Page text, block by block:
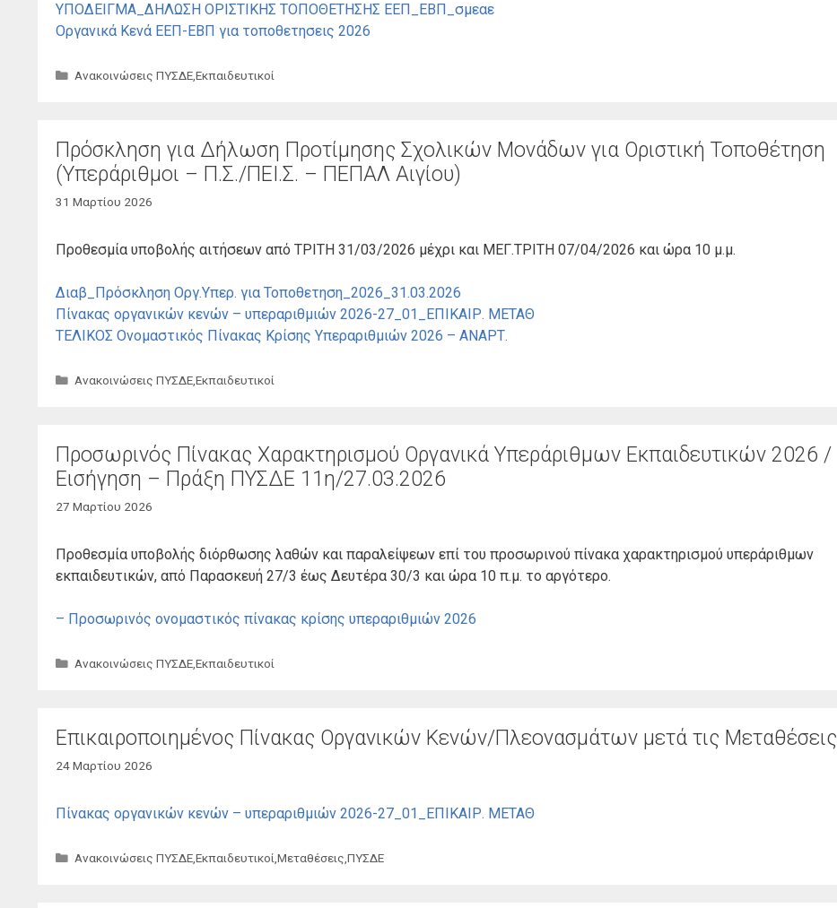
ΥΠΟΔΕΙΓΜΑ_ΔΗΛΩΣΗ ΟΡΙΣΤΙΚΗΣ ΤΟΠΟΘΕΤΗΣΗΣ ΕΕΠ_ΕΒΠ_σμεαε
Οργανικά Κενά ΕΕΠ-ΕΒΠ για τοποθετησεις 2026
Κατηγορίες
Ανακοινώσεις ΠΥΣΔΕ,Εκπαιδευτικοί
Πρόσκληση για Δήλωση Προτίμησης Σχολικών Μονάδων για Οριστική Τοποθέτηση
(Υπεράριθμοι – Π.Σ./ΠΕΙ.Σ. – ΠΕΠΑΛ Αιγίου)
31 Μαρτίου 2026
Προθεσμία υποβολής αιτήσεων από ΤΡΙΤΗ 31/03/2026 μέχρι και ΜΕΓ.ΤΡΙΤΗ 07/04/2026 και ώρα 10 μ.μ.
Διαβ_Πρόσκληση Οργ.Υπερ. για Τοποθετηση_2026_31.03.2026
Πίνακας οργανικών κενών – υπεραριθμιών 2026-27_01_ΕΠΙΚΑΙΡ. ΜΕΤΑΘ
ΤΕΛΙΚΟΣ Ονομαστικός Πίνακας Κρίσης Υπεραριθμιών 2026 – ΑΝΑΡΤ.
Κατηγορίες
Ανακοινώσεις ΠΥΣΔΕ,Εκπαιδευτικοί
Προσωρινός Πίνακας Χαρακτηρισμού Οργανικά Υπεράριθμων Εκπαιδευτικών 2026 /
Εισήγηση – Πράξη ΠΥΣΔΕ 11η/27.03.2026
27 Μαρτίου 2026
Προθεσμία υποβολής διόρθωσης λαθών και παραλείψεων επί του προσωρινού πίνακα χαρακτηρισμού υπεράριθμων
εκπαιδευτικών, από Παρασκευή 27/3 έως Δευτέρα 30/3 και ώρα 10 π.μ. το αργότερο.
– Προσωρινός ονομαστικός πίνακας κρίσης υπεραριθμιών 2026
Κατηγορίες
Ανακοινώσεις ΠΥΣΔΕ,Εκπαιδευτικοί
Επικαιροποιημένος Πίνακας Οργανικών Κενών/Πλεονασμάτων μετά τις Μεταθέσεις
24 Μαρτίου 2026
Πίνακας οργανικών κενών – υπεραριθμιών 2026-27_01_ΕΠΙΚΑΙΡ. ΜΕΤΑΘ
Κατηγορίες
Ανακοινώσεις ΠΥΣΔΕ,Εκπαιδευτικοί ,Μεταθέσεις ,ΠΥΣΔΕ